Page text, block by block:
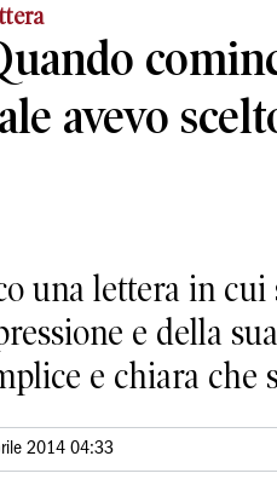
avevo
una lettera in cui
e della
e chiara che
2014 04:33